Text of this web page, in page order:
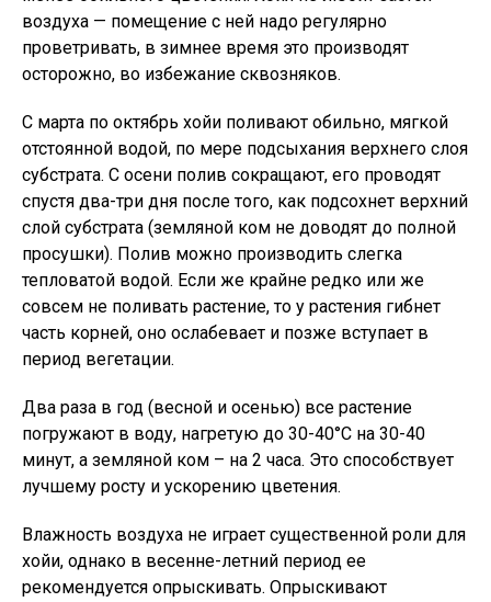
воздуха — помещение с ней надо регулярно
проветривать, в зимнее время это производят
осторожно, во избежание сквозняков.
С марта по октябрь хойи поливают обильно, мягкой
отстоянной водой, по мере подсыхания верхнего слоя
субстрата. С осени полив сокращают, его проводят
спустя два-три дня после того, как подсохнет верхний
слой субстрата (земляной ком не доводят до полной
просушки). Полив можно производить слегка
тепловатой водой. Если же крайне редко или же
совсем не поливать растение, то у растения гибнет
часть корней, оно ослабевает и позже вступает в
период вегетации.
Два раза в год (весной и осенью) все растение
погружают в воду, нагретую до 30-40°C на 30-40
минут, а земляной ком – на 2 часа. Это способствует
лучшему росту и ускорению цветения.
Влажность воздуха не играет существенной роли для
хойи, однако в весенне-летний период ее
рекомендуется опрыскивать. Опрыскивают